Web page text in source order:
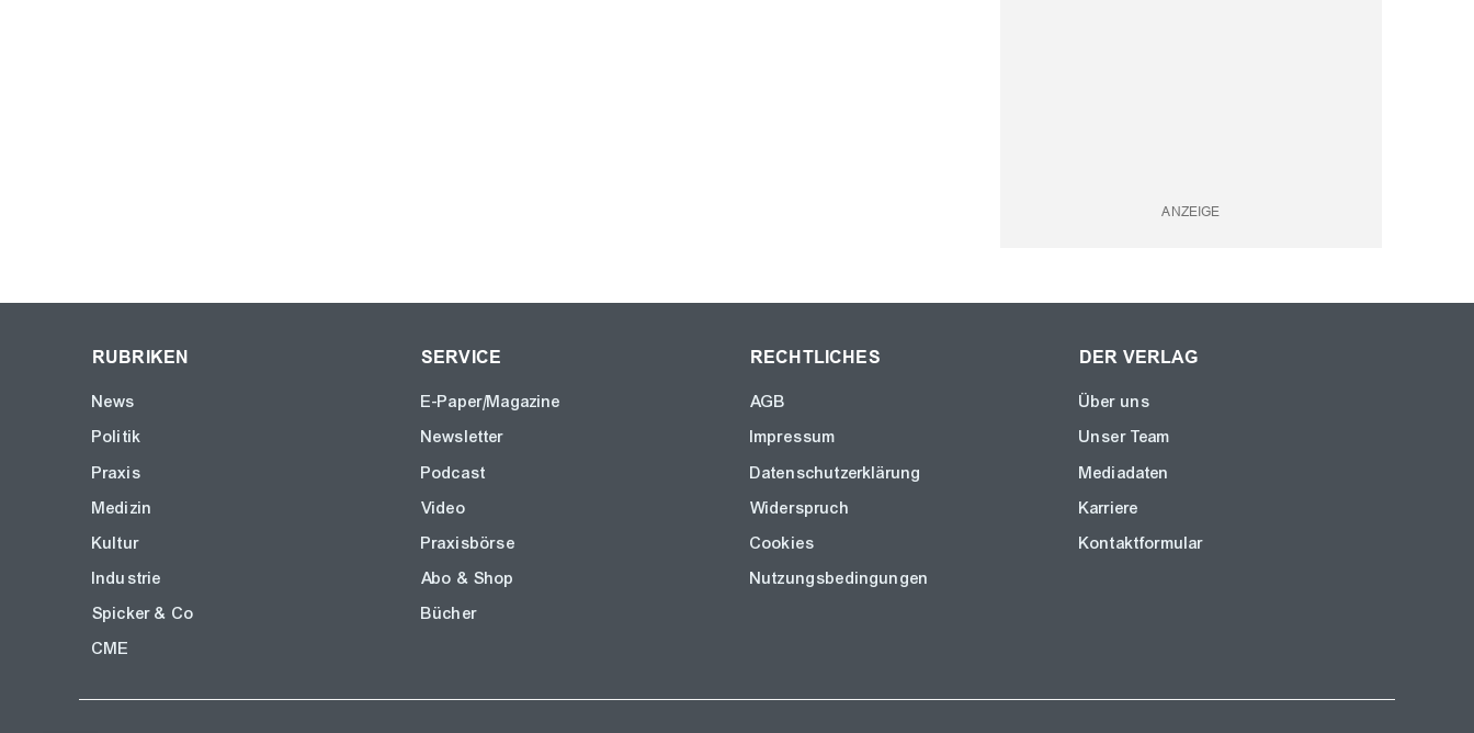
RUBRIKEN
News
Politik
Praxis
Medizin
Kultur
Industrie
Spicker & Co
CME
SERVICE
E-Paper/Magazine
Newsletter
Podcast
Video
Praxisbörse
Abo & Shop
Bücher
RECHTLICHES
AGB
Impressum
Datenschutzerklärung
Widerspruch
Cookies
Nutzungsbedingungen
DER VERLAG
Über uns
Unser Team
Mediadaten
Karriere
Kontaktformular